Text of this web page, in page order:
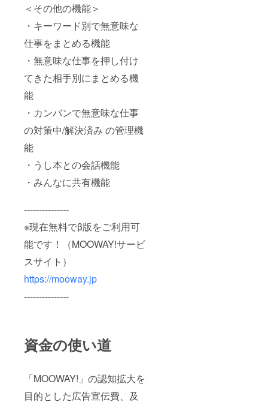
＜その他の機能＞
・キーワード別で無意味な
仕事をまとめる機能
・無意味な仕事を押し付け
てきた相手別にまとめる機
能
・カンバンで無意味な仕事
の対策中/解決済み の管理機
能
・うし本との会話機能
・みんなに共有機能
---------------
※現在無料でβ版をご利用可
能です！（MOOWAY!サービ
スサイト）
https://mooway.jp
---------------
資金の使い道
「MOOWAY!」の認知拡大を
目的とした広告宣伝費、及